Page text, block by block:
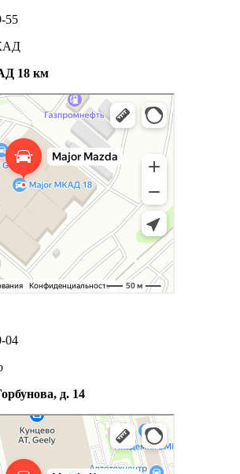
55
18 км
04
д. 14